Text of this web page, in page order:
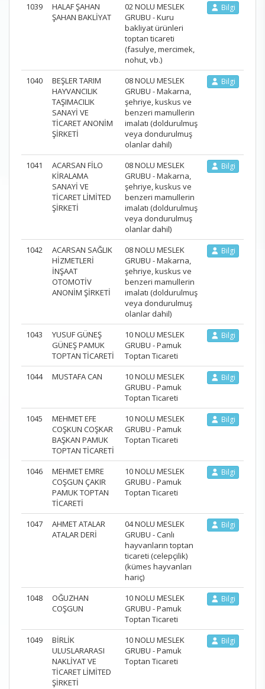
1039
HALAF ŞAHAN
ŞAHAN BAKLİYAT
02 NOLU MESLEK
GRUBU - Kuru
bakliyat ürünleri
toptan ticareti
(fasulye, mercimek,
nohut, vb.)
Bilgi
1040
BEŞLER TARIM
HAYVANCILIK
TAŞIMACILIK
SANAYİ VE
TİCARET ANONİM
ŞİRKETİ
08 NOLU MESLEK
GRUBU - Makarna,
şehriye, kuskus ve
benzeri mamullerin
imalatı (doldurulmuş
veya dondurulmuş
olanlar dahil)
Bilgi
1041
ACARSAN FİLO
KİRALAMA
SANAYİ VE
TİCARET LİMİTED
ŞİRKETİ
08 NOLU MESLEK
GRUBU - Makarna,
şehriye, kuskus ve
benzeri mamullerin
imalatı (doldurulmuş
veya dondurulmuş
olanlar dahil)
Bilgi
1042
ACARSAN SAĞLIK
HİZMETLERİ
İNŞAAT
OTOMOTİV
ANONİM ŞİRKETİ
08 NOLU MESLEK
GRUBU - Makarna,
şehriye, kuskus ve
benzeri mamullerin
imalatı (doldurulmuş
veya dondurulmuş
olanlar dahil)
Bilgi
1043
YUSUF GÜNEŞ
GÜNEŞ PAMUK
TOPTAN TİCARETİ
10 NOLU MESLEK
GRUBU - Pamuk
Toptan Ticareti
Bilgi
1044 MUSTAFA CAN
10 NOLU MESLEK
GRUBU - Pamuk
Toptan Ticareti
Bilgi
1045
MEHMET EFE
COŞKUN COŞKAR
BAŞKAN PAMUK
TOPTAN TİCARETİ
10 NOLU MESLEK
GRUBU - Pamuk
Toptan Ticareti
Bilgi
1046
MEHMET EMRE
COŞGUN ÇAKIR
PAMUK TOPTAN
TİCARETİ
10 NOLU MESLEK
GRUBU - Pamuk
Toptan Ticareti
Bilgi
1047
AHMET ATALAR
ATALAR DERİ
04 NOLU MESLEK
GRUBU - Canlı
hayvanların toptan
ticareti (celepçilik)
(kümes hayvanları
hariç)
Bilgi
1048
OĞUZHAN
COŞGUN
10 NOLU MESLEK
GRUBU - Pamuk
Toptan Ticareti
Bilgi
1049
BİRLİK
ULUSLARARASI
NAKLİYAT VE
TİCARET LİMİTED
ŞİRKETİ
10 NOLU MESLEK
GRUBU - Pamuk
Toptan Ticareti
Bilgi